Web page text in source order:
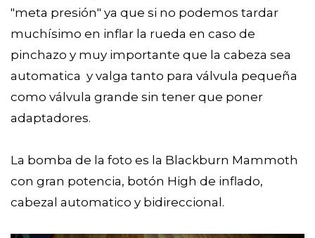
"meta presión" ya que si no podemos tardar
muchísimo en inflar la rueda en caso de
pinchazo y muy importante que la cabeza sea
automatica y valga tanto para válvula pequeña
como válvula grande sin tener que poner
adaptadores.
La bomba de la foto es la Blackburn Mammoth
con gran potencia, botón High de inflado,
cabezal automatico y bidireccional.